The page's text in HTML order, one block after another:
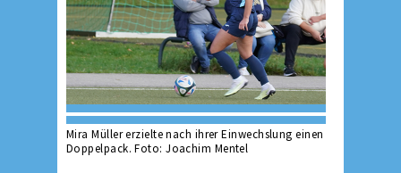
Mira Müller erzielte nach ihrer Einwechslung einen
Doppelpack. Foto: Joachim Mentel